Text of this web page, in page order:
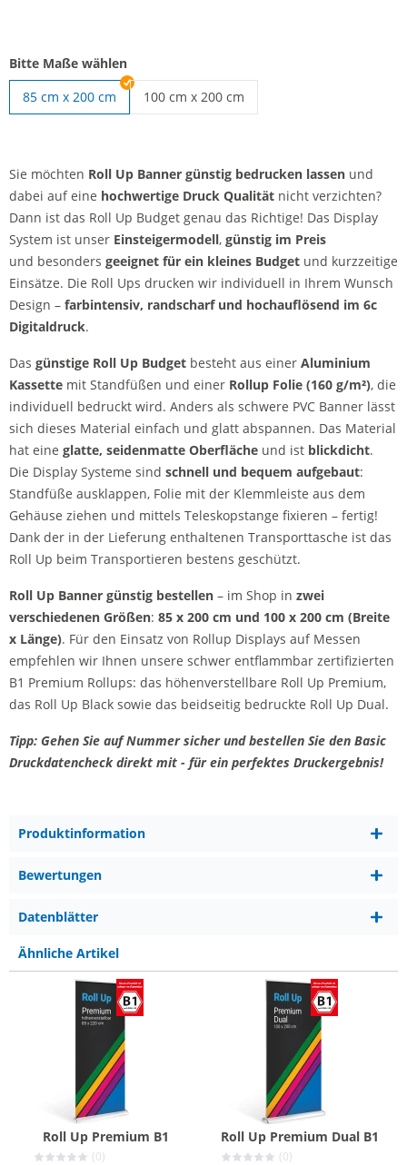
Bitte Maße wählen
85 cm x 200 cm
100 cm x 200 cm
Sie möchten Roll Up Banner günstig bedrucken lassen und
dabei auf eine hochwertige Druck Qualität nicht verzichten?
Dann ist das Roll Up Budget genau das Richtige! Das Display
System ist unser Einsteigermodell, günstig im Preis
und besonders geeignet für ein kleines Budget und kurzzeitige
Einsätze. Die Roll Ups drucken wir individuell in Ihrem Wunsch
Design – farbintensiv, randscharf und hochauflösend im 6c
Digitaldruck.
Das günstige Roll Up Budget besteht aus einer Aluminium
Kassette mit Standfüßen und einer Rollup Folie (160 g/m²), die
individuell bedruckt wird. Anders als schwere PVC Banner lässt
sich dieses Material einfach und glatt abspannen. Das Material
hat eine glatte, seidenmatte Oberfläche und ist blickdicht.
Die Display Systeme sind schnell und bequem aufgebaut:
Standfüße ausklappen, Folie mit der Klemmleiste aus dem
Gehäuse ziehen und mittels Teleskopstange fixieren – fertig!
Dank der in der Lieferung enthaltenen Transporttasche ist das
Roll Up beim Transportieren bestens geschützt.
Roll Up Banner günstig bestellen – im Shop in zwei
verschiedenen Größen: 85 x 200 cm und 100 x 200 cm (Breite
x Länge). Für den Einsatz von Rollup Displays auf Messen
empfehlen wir Ihnen unsere schwer entflammbar zertifizierten
B1 Premium Rollups: das höhenverstellbare Roll Up Premium,
das Roll Up Black sowie das beidseitig bedruckte Roll Up Dual.
Tipp: Gehen Sie auf Nummer sicher und bestellen Sie den Basic
Druckdatencheck direkt mit - für ein perfektes Druckergebnis!
Produktinformation
Bewertungen
Datenblätter
Ähnliche Artikel
Roll Up Premium B1
(0)
Roll Up Premium Dual B1
(0)